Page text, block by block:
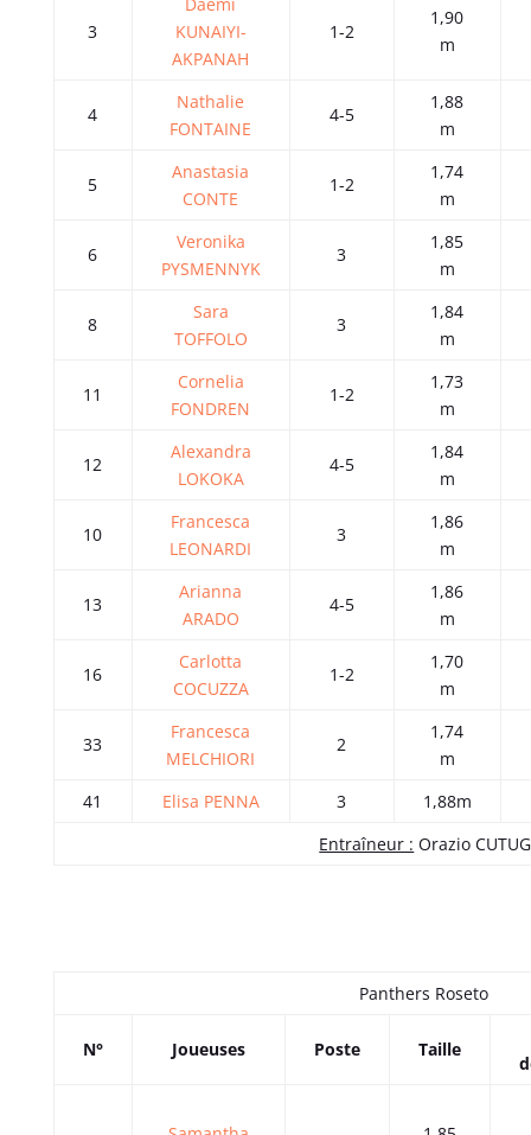
3
KUNAIYI-
AKPANAH
1-2
1,90
m
4
Nathalie
FONTAINE
4-5
1,88
m
5
Anastasia
CONTE
1-2
1,74
m
6
Veronika
PYSMENNYK
3
1,85
m
8
Sara
TOFFOLO
3
1,84
m
11
Cornelia
FONDREN
1-2
1,73
m
12
Alexandra
LOKOKA
4-5
1,84
m
10
Francesca
LEONARDI
3
1,86
m
13
Arianna
ARADO
4-5
1,86
m
16
Carlotta
COCUZZA
1-2
1,70
m
33
Francesca
MELCHIORI
2
1,74
m
41
Elisa PENNA 3
1,88m
Entraîneur : Orazio
Panthers Roseto
N° Joueuses Poste Taille